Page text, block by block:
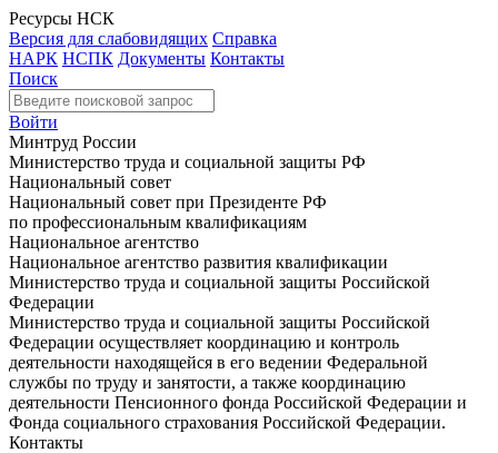
Ресурсы НСК
Версия для слабовидящих Справка
НАРК НСПК Документы Контакты
Поиск
Войти
Минтруд России
Министерство труда и социальной защиты РФ
Национальный совет
Национальный совет при Президенте РФ
по профессиональным квалификациям
Национальное агентство
Национальное агентство развития квалификации
Министерство труда и социальной защиты Российской
Федерации
Министерство труда и социальной защиты Российской
Федерации осуществляет координацию и контроль
деятельности находящейся в его ведении Федеральной
службы по труду и занятости, а также координацию
деятельности Пенсионного фонда Российской Федерации и
Фонда социального страхования Российской Федерации.
Контакты